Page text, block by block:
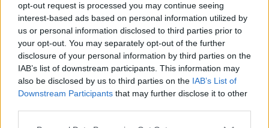
opt-out request is processed you may continue seeing
interest-based ads based on personal information utilized by
us or personal information disclosed to third parties prior to
your opt-out. You may separately opt-out of the further
disclosure of your personal information by third parties on the
IAB’s list of downstream participants. This information may
also be disclosed by us to third parties on the IAB’s List of
Downstream Participants that may further disclose it to other
Από τη δημιουργία σταθερής ρουτίνας μέχρι τη μείωση των
περισπασμών, η αυτοπειθαρχία είναι το κλειδί για τη συνέπεια,
την προσωπική ανάπτυξη και την επίτευξη κάθε σημαντικού
στόχου.